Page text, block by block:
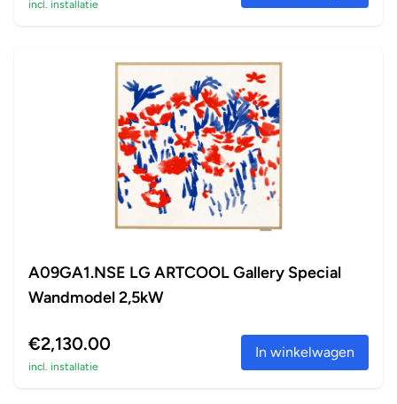
incl. installatie
A09GA1.NSE LG ARTCOOL Gallery Special
Wandmodel 2,5kW
€2,130.00
incl. installatie
In winkelwagen